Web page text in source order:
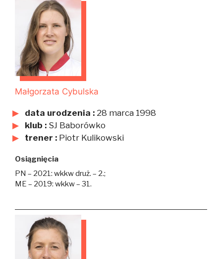
Małgorzata Cybulska
data urodzenia : 28 marca 1998
klub : SJ Baborówko
trener : Piotr Kulikowski
Osiągnięcia
PN – 2021: wkkw druż. – 2.;
ME – 2019: wkkw – 31.